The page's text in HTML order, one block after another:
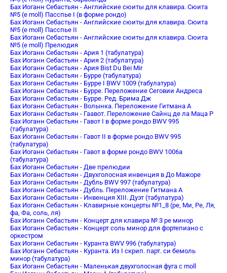
Бах Иоганн Себастьян - Английские сюиты для клавира. Сюита
№5 (e moll) Пасспье I (в форме рондо)
Бах Иоганн Себастьян - Английские сюиты для клавира. Сюита
№5 (e moll) Пасспье II
Бах Иоганн Себастьян - Английские сюиты для клавира. Сюита
№5 (e moll) Прелюдия
Бах Иоганн Себастьян - Ария 1 (табулатура)
Бах Иоганн Себастьян - Ария 2 (табулатура)
Бах Иоганн Себастьян - Ария Bist Du Bei Mir
Бах Иоганн Себастьян - Бурре (табулатура)
Бах Иоганн Себастьян - Бурре I BWV 1009 (табулатура)
Бах Иоганн Себастьян - Бурре. Переложение Сеговии Андреса
Бах Иоганн Себастьян - Бурре. Ред. Брима Дж
Бах Иоганн Себастьян - Волынка. Переложение Гитмана А
Бах Иоганн Себастьян - Гаавот. Переложение Сайнц де ла Маца Р
Бах Иоганн Себастьян - Гавот I в форме рондо BWV 995
(табулатура)
Бах Иоганн Себастьян - Гавот II в форме рондо BWV 995
(табулатура)
Бах Иоганн Себастьян - Гавот в форме рондо BWV 1006a
(табулатура)
Бах Иоганн Себастьян - Две прелюдии
Бах Иоганн Себастьян - Двухголосная инвенция в До Мажоре
Бах Иоганн Себастьян - Дубль BWV 997 (табулатура)
Бах Иоганн Себастьян - Дубль. Переложение Гитмана А
Бах Иоганн Себастьян - Инвенция XIII. Дуэт (табулатура)
Бах Иоганн Себастьян - Клавирные концерты №1_8 (ре, Ми, Ре, Ля,
фа, Фа, соль, ля)
Бах Иоганн Себастьян - Концерт для клавира № 3 pе минор
Бах Иоганн Себастьян - Концерт соль минор для фортепиано с
оркестром
Бах Иоганн Себастьян - Куранта BWV 996 (табулатура)
Бах Иоганн Себастьян - Куранта. Из I скрип. парт. си бемоль
минор (табулатура)
Бах Иоганн Себастьян - Маленькая двухголосная фуга c moll